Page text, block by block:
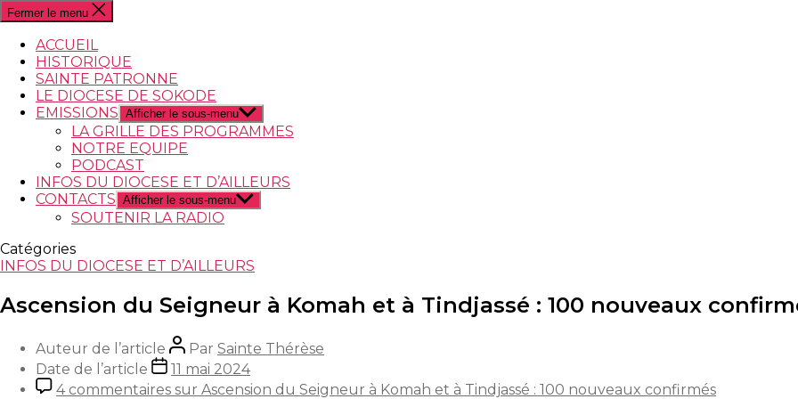
Fermer le menu
ACCUEIL
HISTORIQUE
SAINTE PATRONNE
LE DIOCESE DE SOKODE
EMISSIONS Afficher le sous-menu
LA GRILLE DES PROGRAMMES
NOTRE EQUIPE
PODCAST
INFOS DU DIOCESE ET D’AILLEURS
CONTACTS Afficher le sous-menu
SOUTENIR LA RADIO
Catégories
INFOS DU DIOCESE ET D’AILLEURS
Ascension du Seigneur à Komah et à Tindjassé : 100 nouveaux
Auteur de l’article Par Sainte Thérèse
Date de l’article
11 mai 2024
4 commentaires sur Ascension du Seigneur à Komah et à Tindjassé : 100 nouveaux confirmés